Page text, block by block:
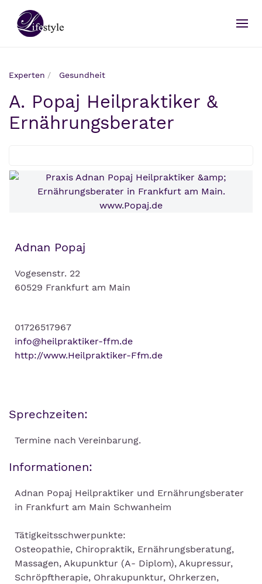
Experten Gesundheit
A. Popaj Heilpraktiker &
Ernährungsberater
Adnan Popaj
Vogesenstr. 22
60529 Frankfurt am Main
01726517967
info@heilpraktiker-ffm.de
http://www.Heilpraktiker-Ffm.de
Sprechzeiten:
Termine nach Vereinbarung.
Informationen:
Adnan Popaj Heilpraktiker und Ernährungsberater
in Frankfurt am Main Schwanheim
Tätigkeitsschwerpunkte:
Osteopathie, Chiropraktik, Ernährungsberatung,
Massagen, Akupunktur (A- Diplom), Akupressur,
Schröpftherapie, Ohrakupunktur, Ohrkerzen,